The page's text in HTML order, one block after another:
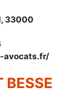
33000
avocats.fr/
BESSE